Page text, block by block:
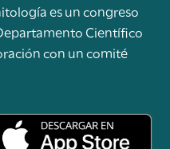
es un congreso
Científico
con un comité